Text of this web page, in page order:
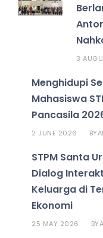
3
Menghidupi
Mahasiswa
Pancasila
2 JUNE 2026 BY
STPM Santa
Dialog
Keluarga di
Ekonomi
25 MAY 2026 BY